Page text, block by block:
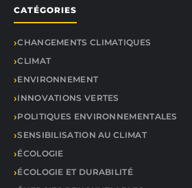
CATÉGORIES
CHANGEMENTS CLIMATIQUES
CLIMAT
ENVIRONNEMENT
INNOVATIONS VERTES
POLITIQUES ENVIRONNEMENTALES
SENSIBILISATION AU CLIMAT
ÉCOLOGIE
ÉCOLOGIE ET DURABILITÉ